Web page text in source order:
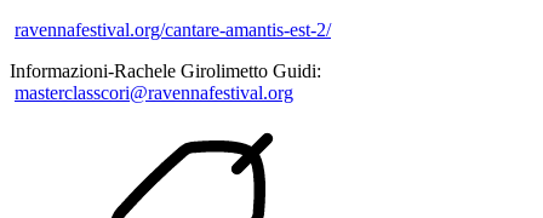
ravennafestival.org/cantare-amantis-est-2/
Informazioni-Rachele Girolimetto Guidi:
masterclasscori@ravennafestival.org